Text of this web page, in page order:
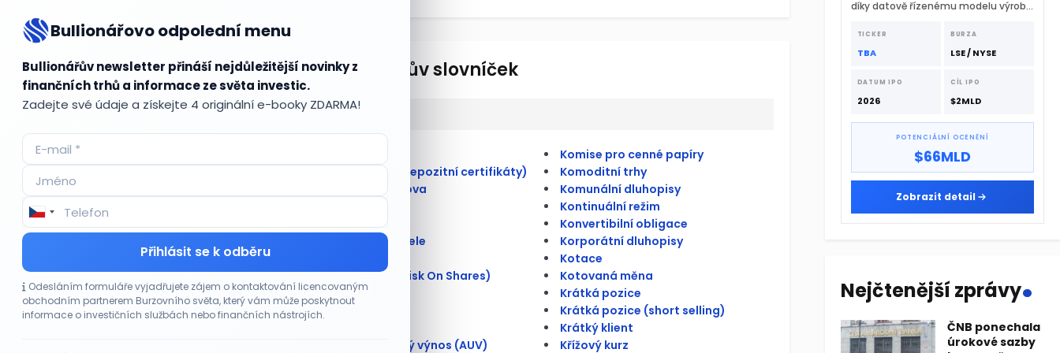
Bullionářovo odpolední menu
Bullionářův newsletter přináší nejdůležitější novinky z
finančních trhů a informace ze světa investic.
Zadejte své údaje a získejte 4 originální e-booky ZDARMA!
Přihlásit se k odběru
Odesláním formuláře vyjadřujete zájem o kontaktování licencovaným
obchodním partnerem Burzovního světa, který vám může poskytnout
informace o investičních službách nebo finančních nástrojích.
Bullionářův slovníček
ADR (Americké depozitní certifikáty)
Advokátní úschova
Akcie kmenová
Akcie na doručitele
Akciové riziko (Risk On Shares)
Akciové trhy
Akontace
Alikvotní úrokový výnos (AUV)
Komise pro cenné papíry
Komoditní trhy
Komunální dluhopisy
Kontinuální režim
Konvertibilní obligace
Korporátní dluhopisy
Kotace
Kotovaná měna
Krátká pozice
Krátká pozice (short selling)
Krátký klient
Křížový kurz
díky datově řízenému modelu výroby
dodavatelskému řetězci.
TICKER
TBA
BURZA
LSE / NYSE
DATUM IPO
2026
CÍL IPO
$2MLD
POTENCIÁLNÍ OCENĚNÍ
$66MLD
Zobrazit detail
Nejčtenější zprávy.
ČNB ponechala
úrokové sazby